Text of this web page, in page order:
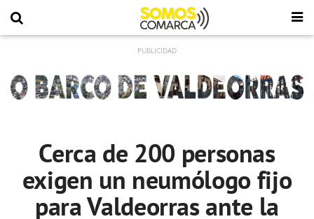
Cerca de 200 personas
exigen un neumólogo fijo
para Valdeorras ante la